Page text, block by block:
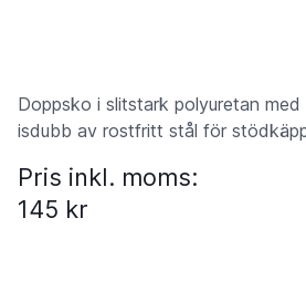
Doppsko i slitstark polyuretan
isdubb av rostfritt stål för
Pris inkl. moms:
145 kr